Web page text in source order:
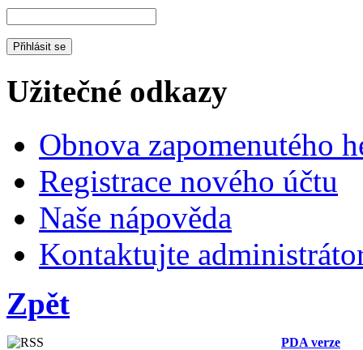
Užitečné odkazy
Obnova zapomenutého
Registrace nového účtu
Naše nápověda
Kontaktujte
Zpět
PDA verze